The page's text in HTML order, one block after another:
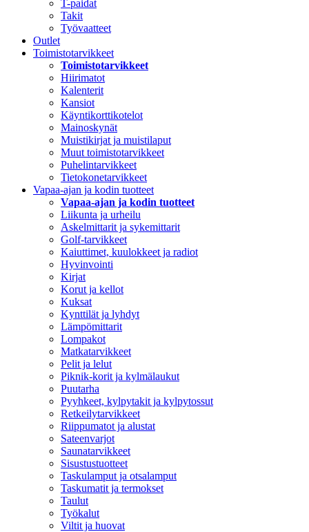
T-paidat
Takit
Työvaatteet
Outlet
Toimistotarvikkeet
Toimistotarvikkeet
Hiirimatot
Kalenterit
Kansiot
Käyntikorttikotelot
Mainoskynät
Muistikirjat ja muistilaput
Muut toimistotarvikkeet
Puhelintarvikkeet
Tietokonetarvikkeet
Vapaa-ajan ja kodin tuotteet
Vapaa-ajan ja kodin tuotteet
Liikunta ja urheilu
Askelmittarit ja sykemittarit
Golf-tarvikkeet
Kaiuttimet, kuulokkeet ja radiot
Hyvinvointi
Kirjat
Korut ja kellot
Kuksat
Kynttilät ja lyhdyt
Lämpömittarit
Lompakot
Matkatarvikkeet
Pelit ja lelut
Piknik-korit ja kylmälaukut
Puutarha
Pyyhkeet, kylpytakit ja kylpytossut
Retkeilytarvikkeet
Riippumatot ja alustat
Sateenvarjot
Saunatarvikkeet
Sisustustuotteet
Taskulamput ja otsalamput
Taskumatit ja termokset
Taulut
Työkalut
Viltit ja huovat